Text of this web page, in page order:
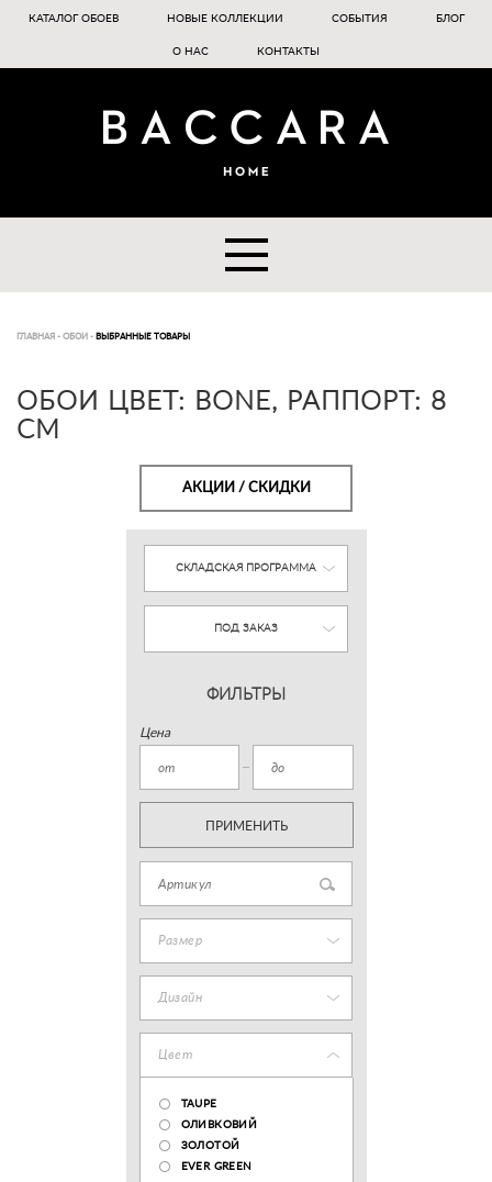
КАТАЛОГ ОБОЕВ НОВЫЕ КОЛЛЕКЦИИ СОБЫТИЯ БЛОГ
О НАС КОНТАКТЫ
ГЛАВНАЯ - ОБОИ - ВЫБРАННЫЕ ТОВАРЫ
ОБОИ ЦВЕТ: BONE, РАППОРТ: 8
СМ
АКЦИИ / СКИДКИ
СКЛАДСКАЯ ПРОГРАММА
ПОД ЗАКАЗ
ФИЛЬТРЫ
Цена
ПРИМЕНИТЬ
Размер
Дизайн
Цвет
TAUPE
ОЛИВКОВИЙ
ЗОЛОТОЙ
EVER GREEN